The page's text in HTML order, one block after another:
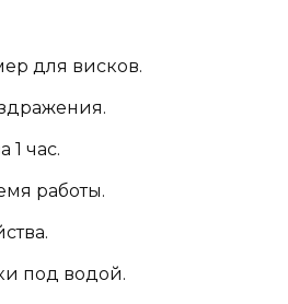
для висков.
1 час.
работы.
под водой.